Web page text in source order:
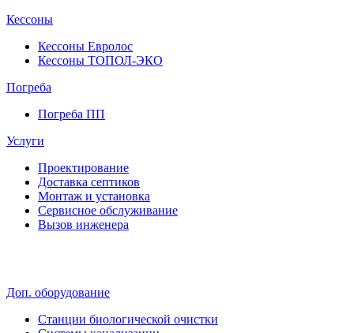
Кессоны
Кессоны Евролос
Кессоны ТОПОЛ-ЭКО
Погребa
Погреба ПП
Услуги
Проектирование
Доставка септиков
Монтаж и установка
Сервисное обслуживание
Вызов инженера
Доп. оборудование
Станции биологической очистки